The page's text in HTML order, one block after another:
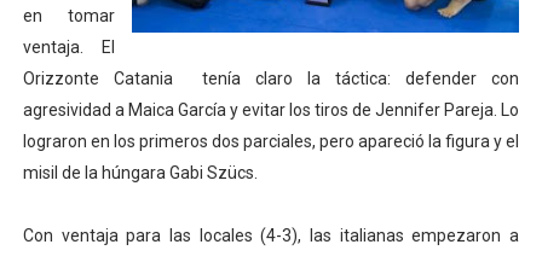
en tomar
ventaja. El
Orizzonte Catania tenía claro la táctica: defender con
agresividad a Maica García y evitar los tiros de Jennifer Pareja. Lo
lograron en los primeros dos parciales, pero apareció la figura y el
misil de la húngara Gabi Szücs.
Con ventaja para las locales (4-3), las italianas empezaron a